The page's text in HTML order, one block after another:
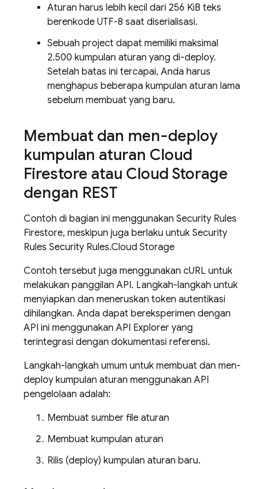
Aturan harus lebih kecil dari 256 KiB teks
berenkode UTF-8 saat diserialisasi.
Sebuah project dapat memiliki maksimal
2.500 kumpulan aturan yang di-deploy.
Setelah batas ini tercapai, Anda harus
menghapus beberapa kumpulan aturan lama
sebelum membuat yang baru.
Membuat dan men-deploy
kumpulan aturan Cloud
Firestore atau Cloud Storage
dengan REST
Contoh di bagian ini menggunakan Security Rules
Firestore, meskipun juga berlaku untuk Security
Rules Security Rules.Cloud Storage
Contoh tersebut juga menggunakan cURL untuk
melakukan panggilan API. Langkah-langkah untuk
menyiapkan dan meneruskan token autentikasi
dihilangkan. Anda dapat bereksperimen dengan
API ini menggunakan API Explorer yang
terintegrasi dengan dokumentasi referensi.
Langkah-langkah umum untuk membuat dan men-
deploy kumpulan aturan menggunakan API
pengelolaan adalah:
Membuat sumber file aturan
Membuat kumpulan aturan
Rilis (deploy) kumpulan aturan baru.